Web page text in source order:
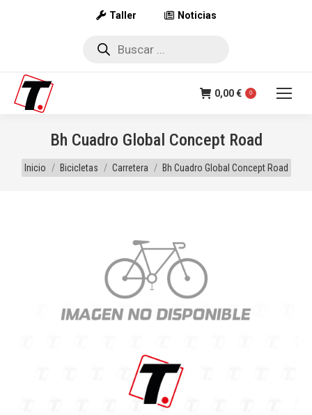
Taller Noticias
Búsqueda
0,00€ 0
Bh Cuadro Global Concept Road
Estás aquí:
Inicio Bicicletas Carretera Bh Cuadro Global Concept Road